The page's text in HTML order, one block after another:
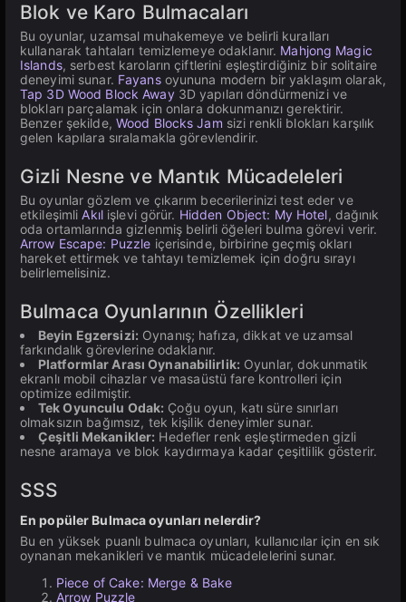
Blok ve Karo Bulmacaları
Bu oyunlar, uzamsal muhakemeye ve belirli kuralları
kullanarak tahtaları temizlemeye odaklanır. Mahjong Magic
Islands, serbest karoların çiftlerini eşleştirdiğiniz bir solitaire
deneyimi sunar. Fayansoyununa modern bir yaklaşım olarak,
Tap 3D Wood Block Away3D yapıları döndürmenizi ve
blokları parçalamak için onlara dokunmanızı gerektirir.
Benzer şekilde, Wood Blocks Jam sizi renkli blokları karşılık
gelen kapılara sıralamakla görevlendirir.
Gizli Nesne ve Mantık Mücadeleleri
Bu oyunlar gözlem ve çıkarım becerilerinizi test eder ve
etkileşimliAkılişlevi görür. Hidden Object: My Hotel, dağınık
oda ortamlarında gizlenmiş belirli öğeleri bulma görevi verir.
Arrow Escape: Puzzle içerisinde, birbirine geçmiş okları
hareket ettirmek ve tahtayı temizlemek için doğru sırayı
belirlemelisiniz.
Bulmaca Oyunlarının Özellikleri
Beyin Egzersizi: Oynanış; hafıza, dikkat ve uzamsal
farkındalık görevlerine odaklanır.
Platformlar Arası Oynanabilirlik: Oyunlar, dokunmatik
ekranlı mobil cihazlar ve masaüstü fare kontrolleri için
optimize edilmiştir.
Tek Oyunculu Odak: Çoğu oyun, katı süre sınırları
olmaksızın bağımsız, tek kişilik deneyimler sunar.
Çeşitli Mekanikler: Hedefler renk eşleştirmeden gizli
nesne aramaya ve blok kaydırmaya kadar çeşitlilik gösterir.
SSS
En popüler Bulmaca oyunları nelerdir?
Bu en yüksek puanlı bulmaca oyunları, kullanıcılar için en sık
oynanan mekanikleri ve mantık mücadelelerini sunar.
Piece of Cake: Merge & Bake
Arrow Puzzle